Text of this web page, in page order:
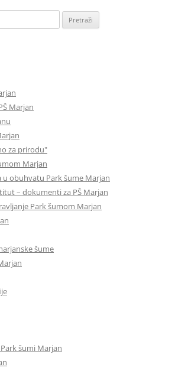
Marjan
za prirodu"
Marjan
u obuhvatu Park šume Marjan
– dokumenti za PŠ Marjan
Park šumom Marjan
šume
šumi Marjan